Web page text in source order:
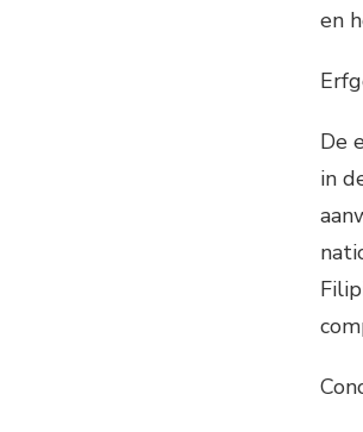
en
De
in